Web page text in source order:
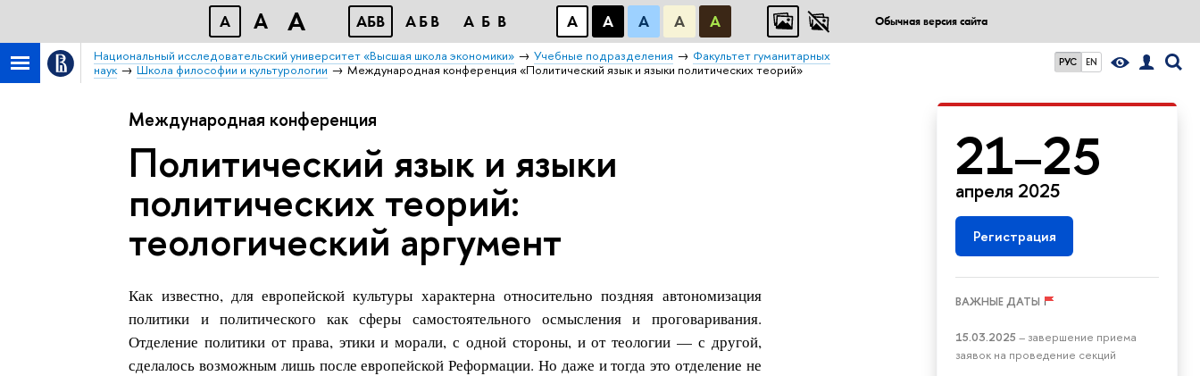
A A A АБВ АБВ АБВ А А А А А Обычная версия сайта
РУС EN
Национальный исследовательский университет «Высшая школа экономики» Учебные подразделения
Факультет гуманитарных
наук
Школа философии и культурологии Международная конференция «Политический язык и языки политических теорий»
21–25
апреля 2025
Регистрация
ВАЖНЫЕ ДАТЫ
15.03.2025 – завершение приема
заявок на проведение секций
Международная конференция
Политический язык и языки
политических теорий:
теологический аргумент
Как известно, для европейской культуры характерна относительно поздняя автономизация
политики и политического как сферы самостоятельного осмысления и проговаривания.
Отделение политики от права, этики и морали, с одной стороны, и от теологии — с другой,
сделалось возможным лишь после европейской Реформации. Но даже и тогда это отделение не